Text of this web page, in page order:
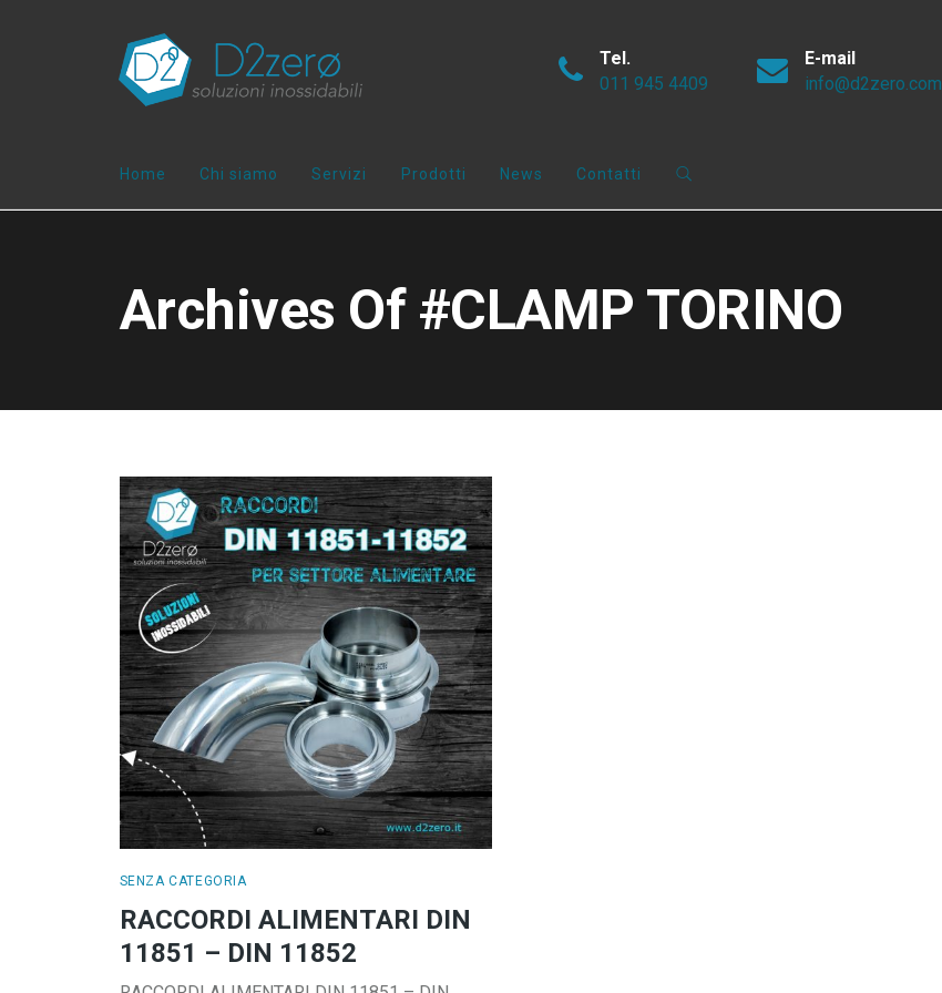
Tel.
011 945 4409
E-mail
info@d2zero.com
Home Chi siamo Servizi Prodotti News Contatti
Archives Of #CLAMP TORINO
SENZA CATEGORIA
RACCORDI ALIMENTARI DIN
11851 – DIN 11852